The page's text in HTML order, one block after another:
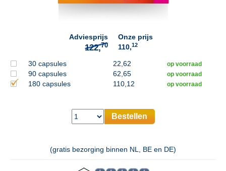
Adviesprijs
Onze prijs
110,12
30 capsules 22,62 op voorraad
90 capsules 62,65 op voorraad
180 capsules 110,12 op voorraad
Bestellen
(gratis bezorging binnen NL, BE en DE)